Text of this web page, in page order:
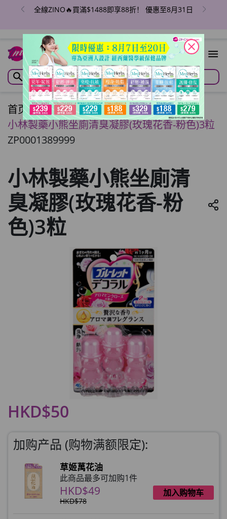
全線ZINO🔥買滿$1488即享88折！ 優惠至8月31日
首页/
小林製藥小熊坐廁清臭凝膠(玫瑰花香-粉色)3粒
ZP0001389999
小林製藥小熊坐廁清
臭凝膠(玫瑰花香-粉
色)3粒
HKD$50
加购产品 (购物满额限定):
草姬萬花油
此商品最多可加购1件
HKD$49
HKD$78
加入购物车
close